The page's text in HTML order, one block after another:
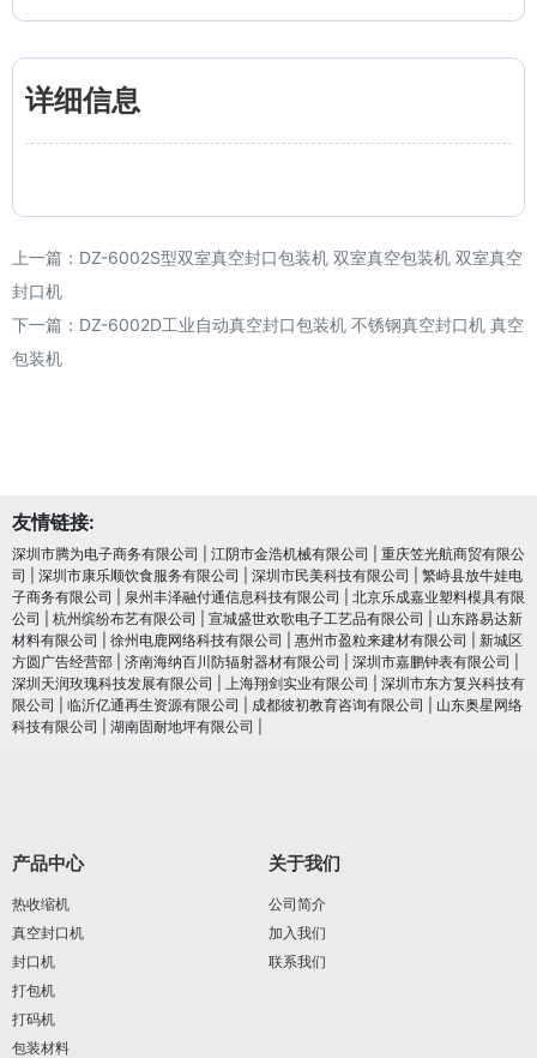
详细信息
上一篇： DZ-6002S型双室真空封口包装机 双室真空包装机 双室真空
封口机
下一篇： DZ-6002D工业自动真空封口包装机 不锈钢真空封口机 真空
包装机
友情链接:
深圳市腾为电子商务有限公司 江阴市金浩机械有限公司
重庆笠光航商贸有限公
司
深圳市康乐顺饮食服务有限公司 深圳市民美科技有限公司
繁峙县放牛娃电
子商务有限公司
泉州丰泽融付通信息科技有限公司
北京乐成嘉业塑料模具有限
公司
杭州缤纷布艺有限公司 宣城盛世欢歌电子工艺品有限公司
山东路易达新
材料有限公司
徐州电鹿网络科技有限公司 惠州市盈粒来建材有限公司
新城区
方圆广告经营部
济南海纳百川防辐射器材有限公司 深圳市嘉鹏钟表有限公司
深圳天润玫瑰科技发展有限公司
上海翔剑实业有限公司
深圳市东方复兴科技有
限公司
临沂亿通再生资源有限公司 成都彼初教育咨询有限公司
山东奥星网络
科技有限公司
湖南固耐地坪有限公司
产品中心
热收缩机
真空封口机
封口机
打包机
打码机
包装材料
关于我们
公司简介
加入我们
联系我们